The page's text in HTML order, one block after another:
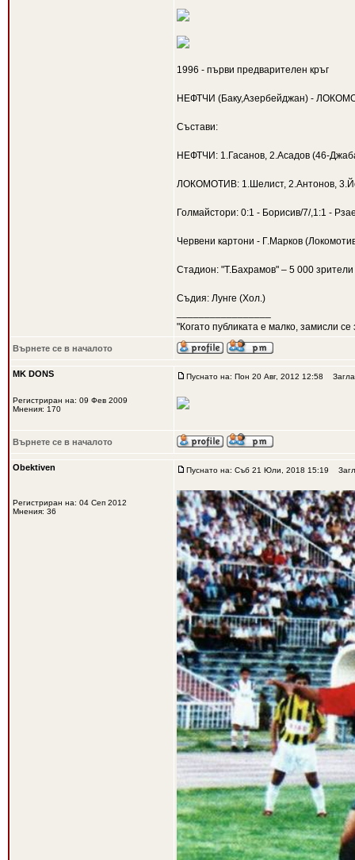
1996 - първи предварителен кръг
НЕФТЧИ (Баку,Азербейджан) -
Състави:
НЕФТЧИ: 1.Гасанов, 2.Асадов (46-
ЛОКОМОТИВ: 1.Шелист, 2.Антонов,
Голмайстори: 0:1 - Борисив/7/,1:1 -
Червени картони - Г.Марков
Стадион: "Т.Бахрамов" – 5 000 зрители
Съдия: Лунге (Хол.)
"Когато публиката е малко, замисли
Върнете се в началото
MK DONS
Регистриран на: 09 Фев 2009
Мнения: 170
Пуснато на: Пон 20 Авг, 2012 12:58
Върнете се в началото
Obektiven
Регистриран на: 04 Сеп 2012
Мнения: 36
Пуснато на: Съб 21 Юли, 2018 15:19